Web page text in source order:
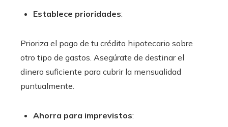
Establece prioridades:
Prioriza el pago de tu crédito hipotecario sobre
otro tipo de gastos. Asegúrate de destinar el
dinero suficiente para cubrir la mensualidad
puntualmente.
Ahorra para imprevistos: